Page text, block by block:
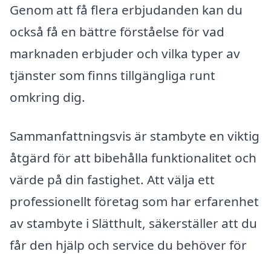
Genom att få flera erbjudanden kan du
också få en bättre förståelse för vad
marknaden erbjuder och vilka typer av
tjänster som finns tillgängliga runt
omkring dig.
Sammanfattningsvis är stambyte en viktig
åtgärd för att bibehålla funktionalitet och
värde på din fastighet. Att välja ett
professionellt företag som har erfarenhet
av stambyte i Slätthult, säkerställer att du
får den hjälp och service du behöver för